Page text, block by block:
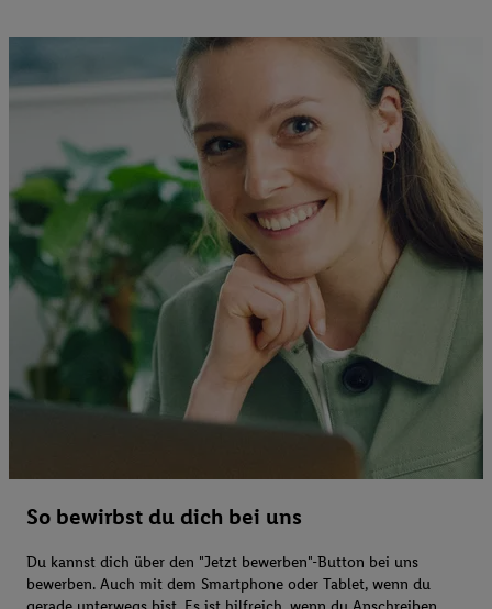
So bewirbst du dich bei uns
Du kannst dich über den "Jetzt bewerben"-Button bei uns
bewerben. Auch mit dem Smartphone oder Tablet, wenn du